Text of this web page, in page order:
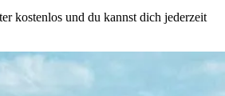
kostenlos und du kannst dich jederzeit